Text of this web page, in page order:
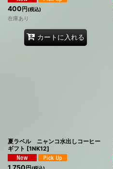
400円(税込)
在庫あり
カートに入れる
夏ラベル ニャンコ水出しコーヒー
ギフト [1NK12]